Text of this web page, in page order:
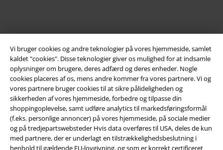
Vi bruger cookies og andre teknologier på vores hjemmeside, samlet
kaldet "cookies". Disse teknologier giver os mulighed for at indsamle
oplysninger om brugere, deres adfærd og deres enheder. Nogle
cookies placeres af os, mens andre kommer fra vores partnere. Vi og
vores partnere bruger cookies til at sikre pålideligheden og
sikkerheden af ​​vores hjemmeside, forbedre og tilpasse din
shoppingoplevelse, samt udføre analytics til markedsføringsformål
(f.eks. personlige annoncer) på vores hjemmeside, på sociale medier
og på tredjepartswebsteder Hvis data overføres til USA, deles de kun
med partnere, der er underlagt en tilstrækkelighedsbeslutning i
henhold til gældende EU-lovgivning, og som er korrekt certificeret
Juridisk
Salgs-, medlems- & leveringsbetingelser
Om EMP Danmark